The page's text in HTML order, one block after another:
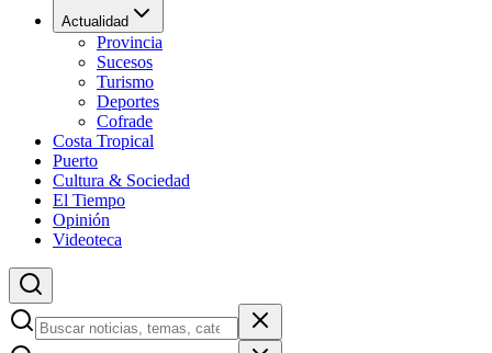
Actualidad
Provincia
Sucesos
Turismo
Deportes
Cofrade
Costa Tropical
Puerto
Cultura & Sociedad
El Tiempo
Opinión
Videoteca